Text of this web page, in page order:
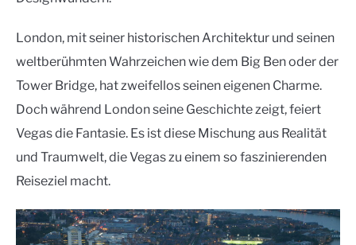
London, mit seiner historischen Architektur und seinen
weltberühmten Wahrzeichen wie dem Big Ben oder der
Tower Bridge, hat zweifellos seinen eigenen Charme.
Doch während London seine Geschichte zeigt, feiert
Vegas die Fantasie. Es ist diese Mischung aus Realität
und Traumwelt, die Vegas zu einem so faszinierenden
Reiseziel macht.